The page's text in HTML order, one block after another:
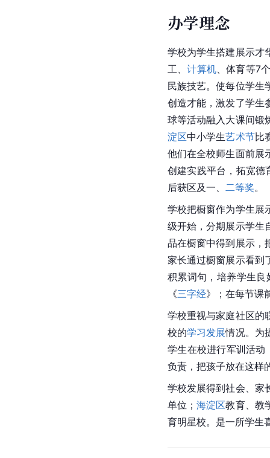
办学理念
学校为学生搭建展示才
工、计算机 、体育等7
民族技艺。使每位学生
创造才能，激发了学生
球等活动融入大课间锻
淀区中小学生艺术节比
他们在全校师生面前展
创建实践平台，拓宽德
后获区及一、 二等奖。
学校把橱窗作为学生展
级开始，分期展示学生
品在橱窗中得到展示，
家长通过橱窗展示看到
积累词句，培养学生
《三字经》；在每节课
学校重视与家庭社区的
校的学习发展情况。为
学生在校进行军训活动
负责，把孩子放在这样
学校发展得到社会、家
单位；海淀区教育、教
育明星校。是一所学生